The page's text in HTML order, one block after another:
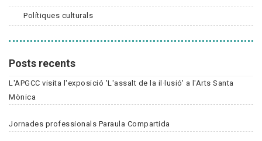
Polítiques culturals
Posts recents
L'APGCC visita l'exposició 'L'assalt de la il·lusió' a l'Arts Santa
Mònica
Jornades professionals Paraula Compartida